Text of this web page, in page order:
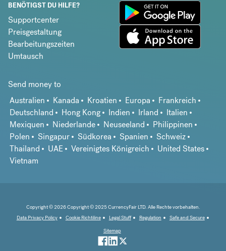
BENÖTIGST DU HILFE?
Supportcenter
Preisgestaltung
Bearbeitungszeiten
Umtausch
Send money to
Australien
Kanada Kroatien Europa
Frankreich
Deutschland
Hong Kong Indien Irland
Italien
Mexiquen
Niederlande Neuseeland
Philippinen
Polen
Singapur Südkorea Spanien
Schweiz
Thailand
UAE Vereinigtes Königreich
United States
Vietnam
Copyright © 2026 Copyright © 2025 CurrencyFair LTD. Alle Rechte vorbehalten.
Data Privacy Policy
Cookie Richtiline Legal Stuff Regulation
Safe and Secure
Sitemap